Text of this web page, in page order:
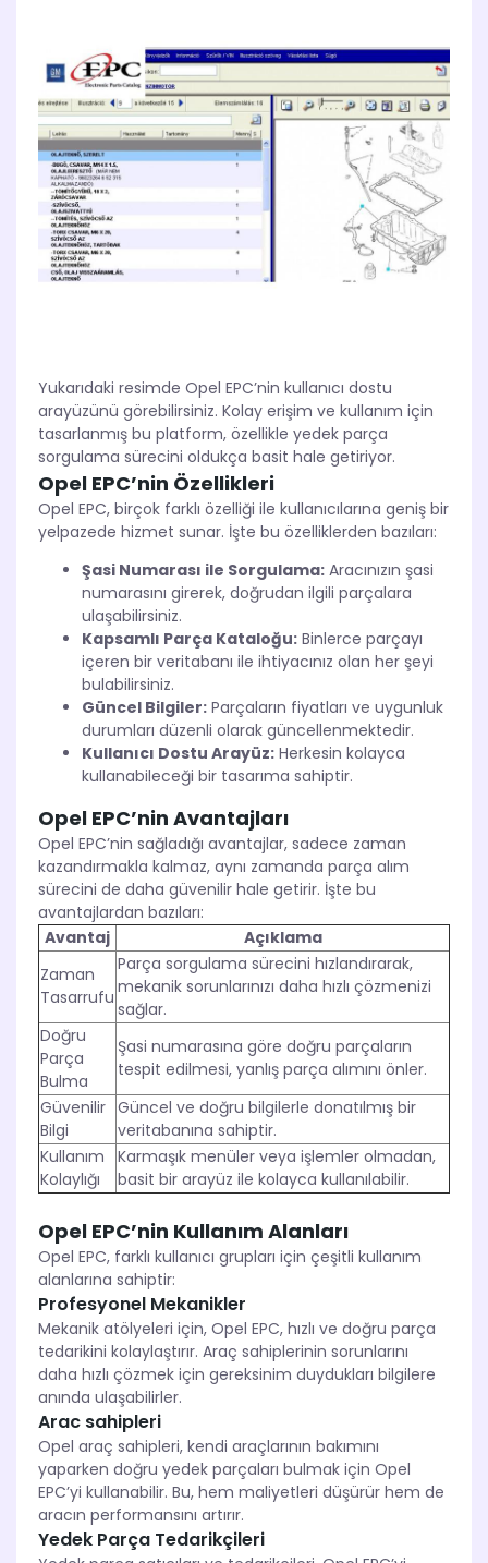
Yukarıdaki resimde Opel EPC’nin kullanıcı dostu
arayüzünü görebilirsiniz. Kolay erişim ve kullanım için
tasarlanmış bu platform, özellikle yedek parça
sorgulama sürecini oldukça basit hale getiriyor.
Opel EPC’nin Özellikleri
Opel EPC, birçok farklı özelliği ile kullanıcılarına geniş bir
yelpazede hizmet sunar. İşte bu özelliklerden bazıları:
Şasi Numarası ile Sorgulama: Aracınızın şasi
numarasını girerek, doğrudan ilgili parçalara
ulaşabilirsiniz.
Kapsamlı Parça Kataloğu: Binlerce parçayı
içeren bir veritabanı ile ihtiyacınız olan her şeyi
bulabilirsiniz.
Güncel Bilgiler: Parçaların fiyatları ve uygunluk
durumları düzenli olarak güncellenmektedir.
Kullanıcı Dostu Arayüz: Herkesin kolayca
kullanabileceği bir tasarıma sahiptir.
Opel EPC’nin Avantajları
Opel EPC’nin sağladığı avantajlar, sadece zaman
kazandırmakla kalmaz, aynı zamanda parça alım
sürecini de daha güvenilir hale getirir. İşte bu
avantajlardan bazıları:
Avantaj
Açıklama
Zaman
Tasarrufu
Parça sorgulama sürecini hızlandırarak,
mekanik sorunlarınızı daha hızlı çözmenizi
sağlar.
Doğru
Parça
Bulma
Şasi numarasına göre doğru parçaların
tespit edilmesi, yanlış parça alımını önler.
Güvenilir
Bilgi
Güncel ve doğru bilgilerle donatılmış bir
veritabanına sahiptir.
Kullanım
Kolaylığı
Karmaşık menüler veya işlemler olmadan,
basit bir arayüz ile kolayca kullanılabilir.
Opel EPC’nin Kullanım Alanları
Opel EPC, farklı kullanıcı grupları için çeşitli kullanım
alanlarına sahiptir:
Profesyonel Mekanikler
Mekanik atölyeleri için, Opel EPC, hızlı ve doğru parça
tedarikini kolaylaştırır. Araç sahiplerinin sorunlarını
daha hızlı çözmek için gereksinim duydukları bilgilere
anında ulaşabilirler.
Arac sahipleri
Opel araç sahipleri, kendi araçlarının bakımını
yaparken doğru yedek parçaları bulmak için Opel
EPC’yi kullanabilir. Bu, hem maliyetleri düşürür hem de
aracın performansını artırır.
Yedek Parça Tedarikçileri